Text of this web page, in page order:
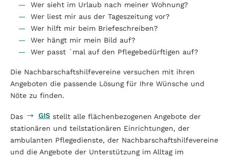
Wer sieht im Urlaub nach meiner Wohnung?
Wer liest mir aus der Tageszeitung vor?
Wer hilft mir beim Briefeschreiben?
Wer hängt mir mein Bild auf?
Wer passt ´mal auf den Pflegebedürftigen auf?
Die Nachbarschaftshilfevereine versuchen mit ihren
Angeboten die passende Lösung für Ihre Wünsche und
Nöte zu finden.
Das GIS stellt alle flächenbezogenen Angebote der
stationären und teilstationären Einrichtungen, der
ambulanten Pflegedienste, der Nachbarschaftshilfevereine
und die Angebote der Unterstützung im Alltag im